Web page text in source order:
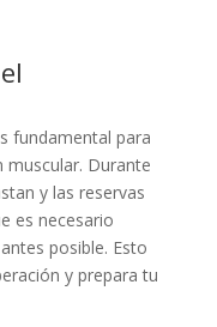
fundamental para
muscular. Durante
y las reservas
es necesario
posible. Esto
y prepara tu